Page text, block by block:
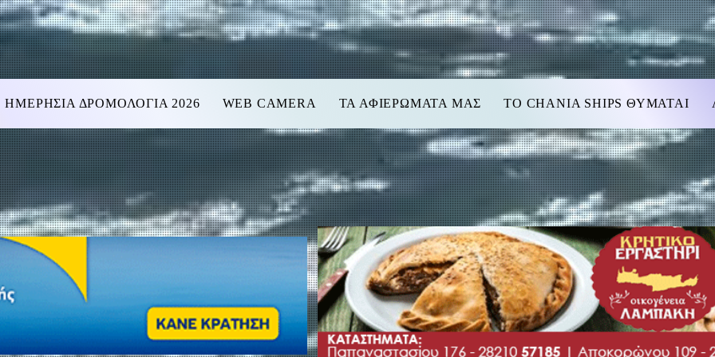
ΗΜΕΡΗΣΙΑ ΔΡΟΜΟΛΟΓΙΑ 2026 WEB CAMERA ΤΑ ΑΦΙΕΡΩΜΑΤΑ ΜΑΣ TO CHANIA SHIPS ΘΥΜΑΤΑΙ